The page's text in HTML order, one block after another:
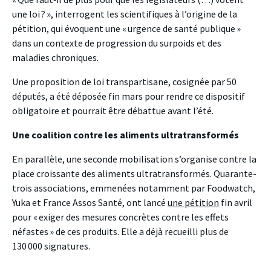
une loi ? », interrogent les scientifiques à l’origine de la
pétition, qui évoquent une « urgence de santé publique »
dans un contexte de progression du surpoids et des
maladies chroniques.
Une proposition de loi transpartisane, cosignée par 50
députés, a été déposée fin mars pour rendre ce dispositif
obligatoire et pourrait être débattue avant l’été.
Une coalition contre les aliments ultratransformés
En parallèle, une seconde mobilisation s’organise contre la
place croissante des aliments ultratransformés. Quarante-
trois associations, emmenées notamment par Foodwatch,
Yuka et France Assos Santé, ont lancé une pétition fin avril
pour « exiger des mesures concrètes contre les effets
néfastes » de ces produits. Elle a déjà recueilli plus de
130 000 signatures.